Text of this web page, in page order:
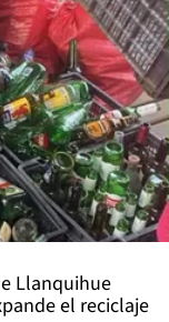
Llanquihue
el reciclaje